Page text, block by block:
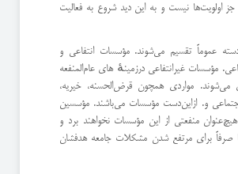
اولویت‌ها نیست و به این دید شروع به فعالیت
عموماً تقسیم می‌شوند. مؤسسات انتفاعی و
مؤسسات غیرانتفاعی درزمینهٔ های عام‌المنفعه
می‌شوند. مواردی همچون قرض‌الحسنه، خیریه،
و. ازاین‌دست مؤسسات می‌باشند. مؤسسین
منفعتی از این مؤسسات نخواهند برد و
صرفاً برای مرتفع شدن مشکلات جامعه هدفشان